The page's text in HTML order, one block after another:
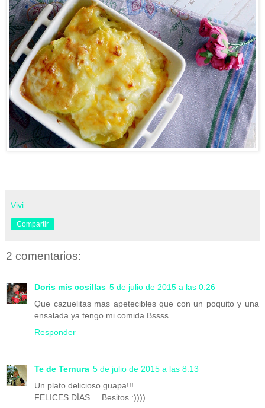
Vivi
Compartir
2 comentarios:
Doris mis cosillas 5 de julio de 2015 a las 0:26
Que cazuelitas mas apetecibles que con un poquito y una
ensalada ya tengo mi comida.Bssss
Responder
Te de Ternura 5 de julio de 2015 a las 8:13
Un plato delicioso guapa!!!
FELICES DÍAS.... Besitos :))))